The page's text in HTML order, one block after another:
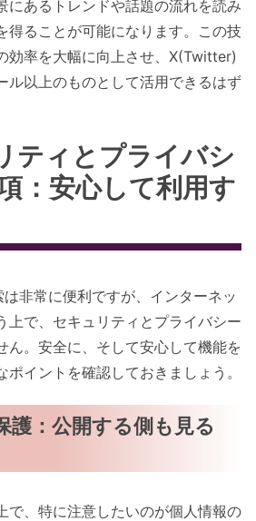
にあるトレンドや話題の流れを読み
得ることが可能になります。この技
効率を大幅に向上させ、X(Twitter)
ル以上のものとして活用できるはず
ティとプライバシ
：安心して利用す
非常に便利ですが、インターネッ
上で、セキュリティとプライバシー
ん。安全に、そして安心して機能を
イントを確認しておきましょう。
護：公開する側も見る
で、特に注意したいのが個人情報の